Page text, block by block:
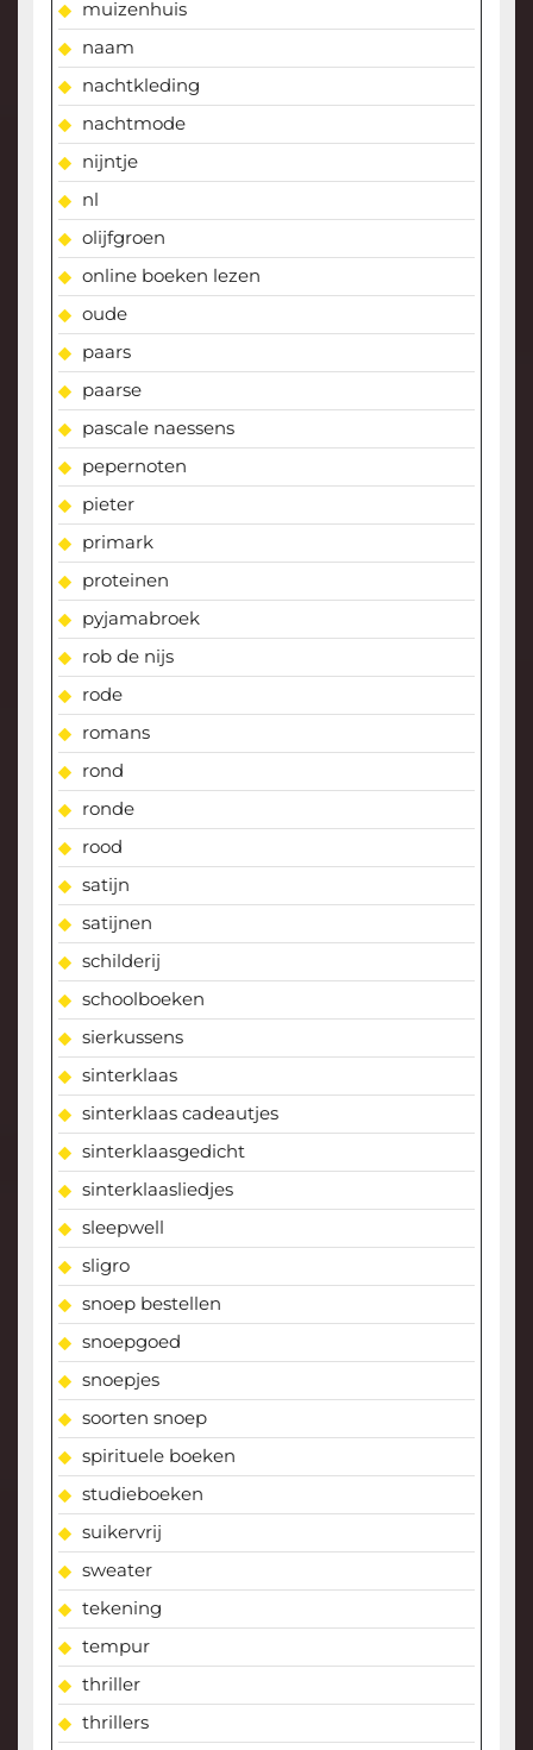
muizenhuis
naam
nachtkleding
nachtmode
nijntje
nl
olijfgroen
online boeken lezen
oude
paars
paarse
pascale naessens
pepernoten
pieter
primark
proteinen
pyjamabroek
rob de nijs
rode
romans
rond
ronde
rood
satijn
satijnen
schilderij
schoolboeken
sierkussens
sinterklaas
sinterklaas cadeautjes
sinterklaasgedicht
sinterklaasliedjes
sleepwell
sligro
snoep bestellen
snoepgoed
snoepjes
soorten snoep
spirituele boeken
studieboeken
suikervrij
sweater
tekening
tempur
thriller
thrillers